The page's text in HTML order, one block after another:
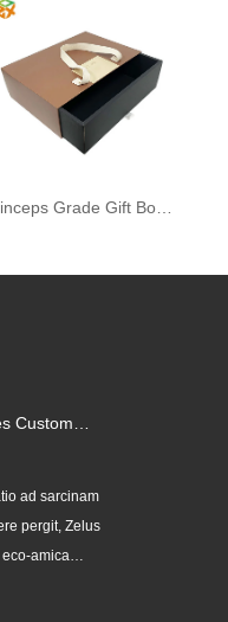
Custom
Single-
ad sarcinam
pergit, Zelus
amica